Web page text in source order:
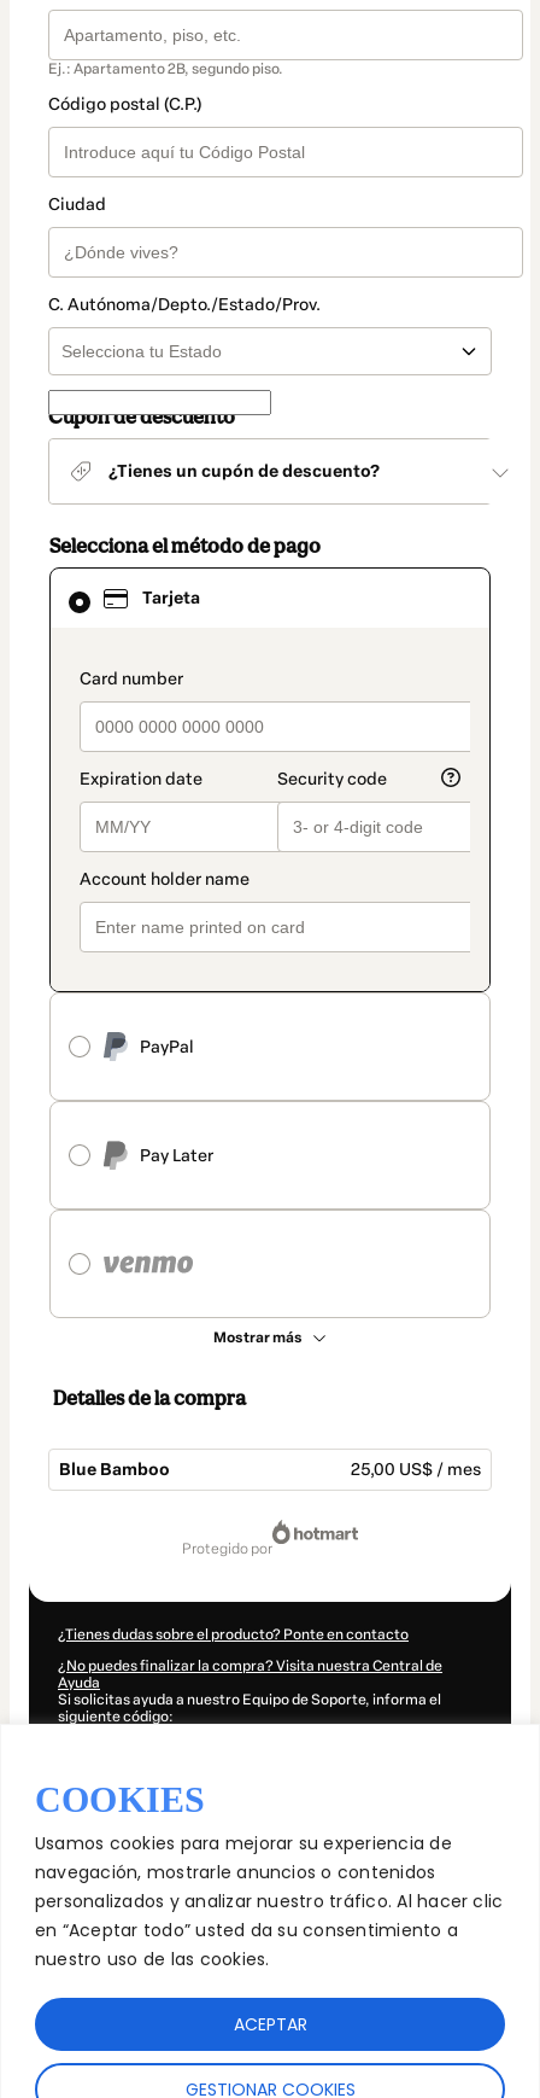
COOKIES
Usamos cookies para mejorar su experiencia de
navegación, mostrarle anuncios o contenidos
personalizados y analizar nuestro tráfico. Al hacer clic
en “Aceptar todo” usted da su consentimiento a
nuestro uso de las cookies.
GESTIONAR COOKIES
ACEPTAR